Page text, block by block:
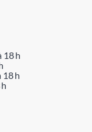
18 h
18 h